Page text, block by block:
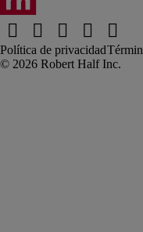
Política de privacidad